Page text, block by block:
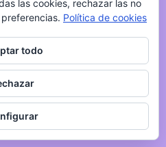
las cookies, rechazar las no
Política de cookies
todo